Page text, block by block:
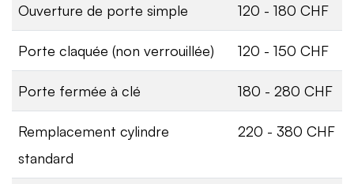
Ouverture de porte simple 120 - 180 CHF
Porte claquée (non verrouillée) 120 - 150 CHF
Porte fermée à clé 180 - 280 CHF
Remplacement cylindre
standard
220 - 380 CHF